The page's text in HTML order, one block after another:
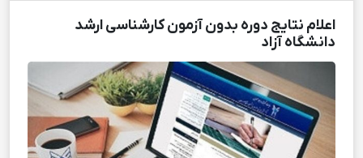
اعلام نتایج دوره بدون آزمون کارشناسی ارشد
دانشگاه آزاد